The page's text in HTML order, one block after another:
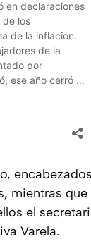
mientras
el
Varela.